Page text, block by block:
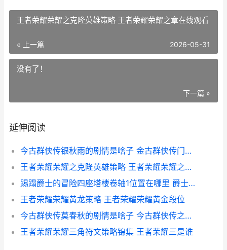
王者荣耀荣耀之克隆英雄策略 王者荣耀荣耀之章在线观看
« 上一篇 2026-05-31
没有了！
下一篇 »
延伸阅读
今古群侠传银秋雨的剧情是啥子 金古群侠传门派攻略
王者荣耀荣耀之克隆英雄策略 王者荣耀荣耀之章在线观看
踢蹋爵士的冒险四座塔楼卷轴1位置在哪里 爵士脚动作
王者荣耀荣耀黄龙策略 王者荣耀荣耀黄金段位
今古群侠传莫春秋的剧情是啥子 今古群侠传之武林争霸
王者荣耀荣耀三角符文策略锦集 王者荣耀三是谁